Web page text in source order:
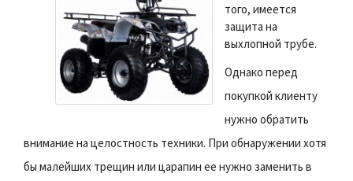
того, имеется
защита на
выхлопной трубе.
Однако перед
покупкой клиенту
нужно обратить
внимание на целостность техники. При обнаружении хотя
бы малейших трещин или царапин ее нужно заменить в